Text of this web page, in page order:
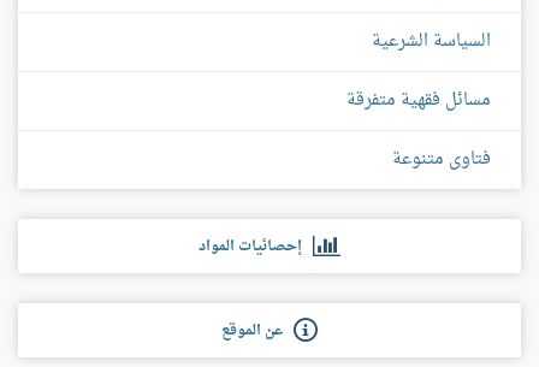
السياسة الشرعية
مسائل فقهية متفرقة
فتاوى متنوعة
إحصائيات المواد
عن الموقع